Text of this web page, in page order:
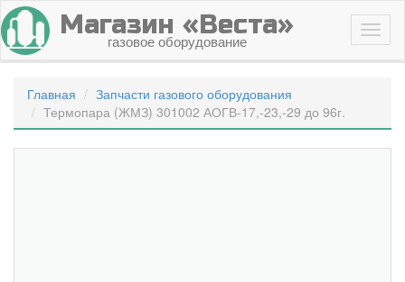
Магазин «Веста»
газовое оборудование
Главная
Запчасти газового оборудования
Термопара (ЖМЗ) 301002 АОГВ-17,-23,-29 до 96г.